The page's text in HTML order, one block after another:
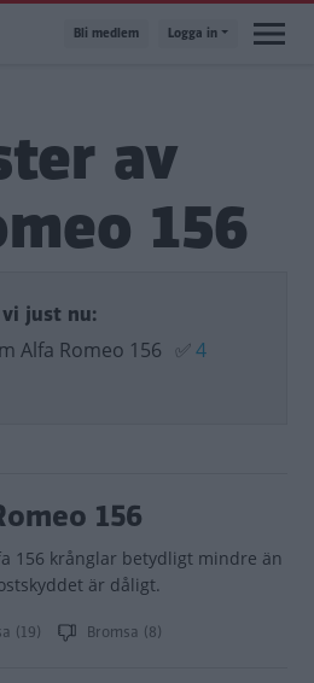
Bli medlem Logga in
av
156
vi just nu:
Alfa Romeo 156 ✅4
156
156 krånglar betydligt mindre än
är dåligt.
(19) Bromsa (8)